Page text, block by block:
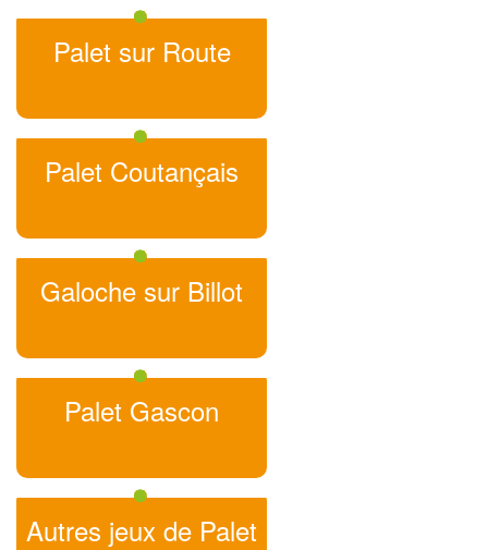
Palet sur Route
Palet Coutançais
Galoche sur Billot
Palet Gascon
Autres jeux de Palet